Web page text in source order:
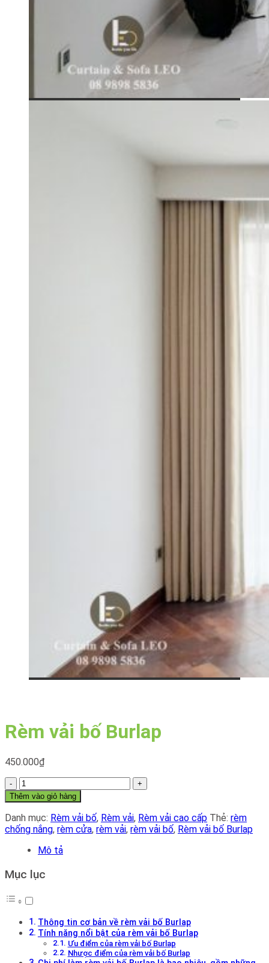
Rèm vải bố Burlap
450.000₫
Rèm
vải
bố
Burlap
số
Thêm vào giỏ hàng
Danh mục: Rèm vải bố, Rèm vải, Rèm vải cao cấp Thẻ: rèm
chống nắng, rèm cửa, rèm vải, rèm vải bố, Rèm vải bố Burlap
Mô tả
Mục lục
Thông tin cơ bản về rèm vải bố Burlap
Tính năng nổi bật của rèm vải bố Burlap
Ưu điểm của rèm vải bố Burlap
Nhược điểm của rèm vải bố Burlap